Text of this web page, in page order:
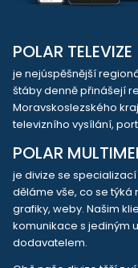
POLAR TELEVIZE
je nejúspěšnější
štáby denně přinášejí
Moravskoslezského
televizního vysílání,
POLAR
je divize se
děláme vše, co se týká
grafiky, weby. Našim
komunikace s jediným
dodavatelem.